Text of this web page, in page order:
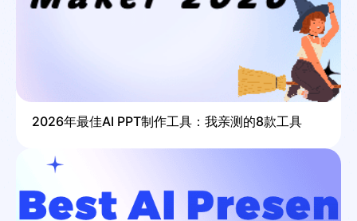
2026年最佳AI PPT制作工具：我亲测的8款工具